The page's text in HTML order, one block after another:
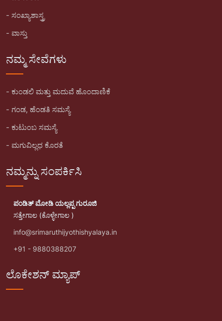
- ಸಂಖ್ಯಾಶಾಸ್ತ್ರ
- ವಾಸ್ತು
ನಮ್ಮ ಸೇವೆಗಳು
- ಕುಂಡಲಿ ಮತ್ತು ಮದುವೆ ಹೊಂದಾಣಿಕೆ
- ಗಂಡ, ಹೆಂಡತಿ ಸಮಸ್ಯೆ
- ಕುಟುಂಬ ಸಮಸ್ಯೆ
- ಮಗುವಿಲ್ಲಧ ಕೊರತೆ
ನಮ್ಮನ್ನು ಸಂಪರ್ಕಿಸಿ
ಪಂಡಿತ್ ಮೋಡಿ ಯಲ್ಲಪ್ಪ ಗುರೂಜಿ
ಸತ್ತೇಗಾಲ (ಕೊಳ್ಳೇಗಾಲ )
info@srimaruthijyothishyalaya.in
+91 - 9880388207
ಲೊಕೇಶನ್ ಮ್ಯಾಪ್